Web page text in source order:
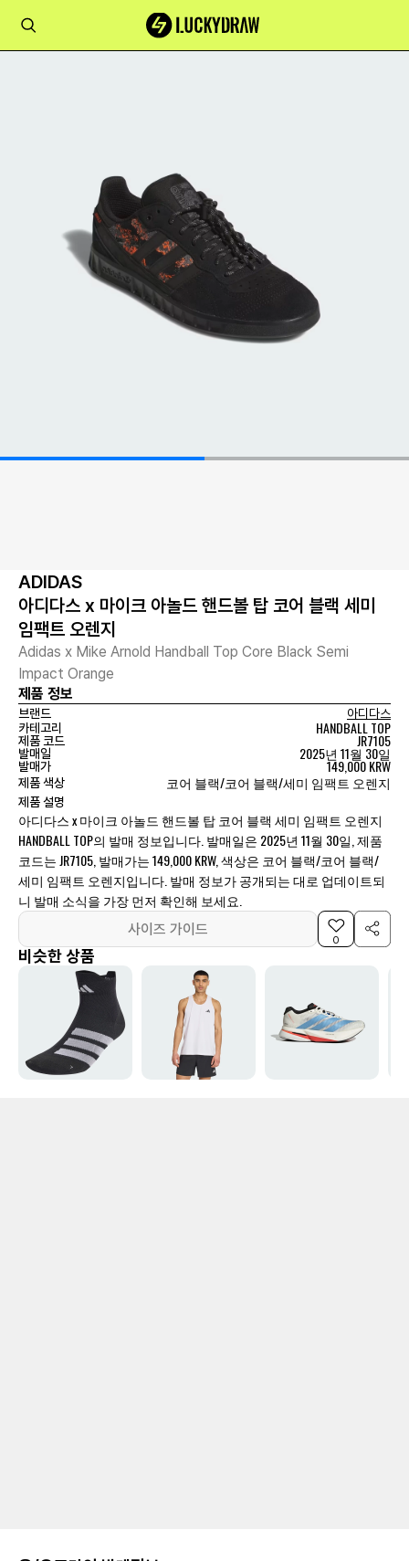
ADIDAS
아디다스 x 마이크 아놀드 핸드볼 탑 코어 블랙 세미
임팩트 오렌지
Adidas x Mike Arnold Handball Top Core Black Semi
Impact Orange
제품 정보
브랜드
아디다스
카테고리
HANDBALL TOP
제품 코드 JR7105
발매일 2025년 11월 30일
발매가 149,000 KRW
제품 색상 코어 블랙/코어 블랙/세미 임팩트 오렌지
제품 설명
아디다스 x 마이크 아놀드 핸드볼 탑 코어 블랙 세미 임팩트 오렌지
HANDBALL TOP의 발매 정보입니다. 발매일은 2025년 11월 30일, 제품
코드는 JR7105, 발매가는 149,000 KRW, 색상은 코어 블랙/코어 블랙/
세미 임팩트 오렌지입니다. 발매 정보가 공개되는 대로 업데이트되
니 발매 소식을 가장 먼저 확인해 보세요.
사이즈 가이드
0
비슷한 상품